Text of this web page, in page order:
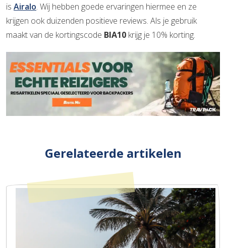
is Airalo. Wij hebben goede ervaringen hiermee en ze
krijgen ook duizenden positieve reviews. Als je gebruik
maakt van de kortingscode BIA10 krijg je 10% korting.
Gerelateerde artikelen